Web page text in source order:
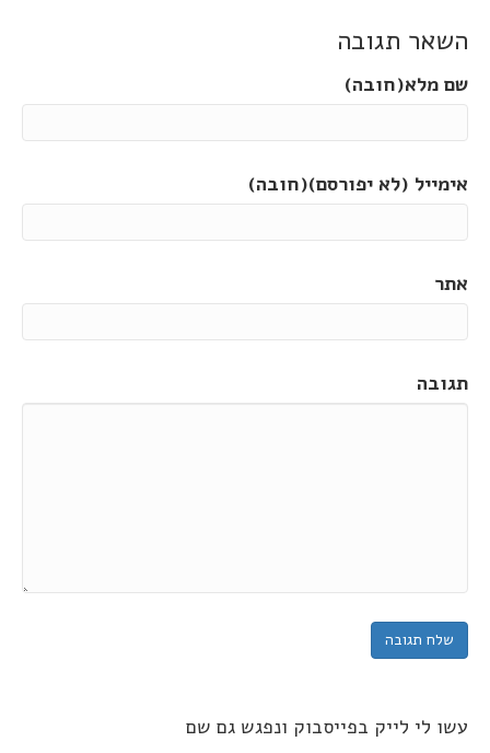
השאר תגובה
שם מלא(חובה)
אימייל (לא יפורסם)(חובה)
אתר
תגובה
עשו לי לייק בפייסבוק ונפגש גם שם